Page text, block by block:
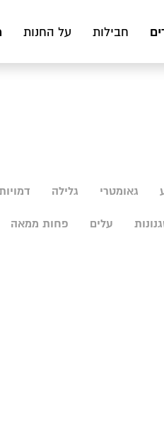
חבילות על החנות
גאומטרי גלילה
עלים פחות ממאה